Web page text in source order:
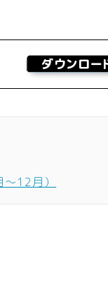
12月）